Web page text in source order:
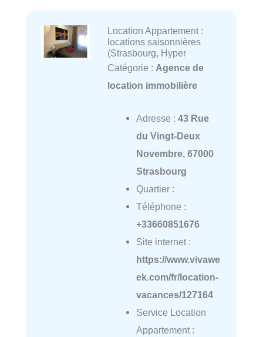
Location Appartement :
locations saisonnières
(Strasbourg, Hyper
Catégorie : Agence de
location immobilière
Adresse : 43 Rue
du Vingt-Deux
Novembre, 67000
Strasbourg
Quartier :
Téléphone :
+33660851676
Site internet :
https://www.vivawe
ek.com/fr/location-
vacances/127164
Service Location
Appartement :